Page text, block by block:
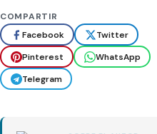
COMPARTIR
Facebook
Twitter
Pinterest
WhatsApp
Telegram